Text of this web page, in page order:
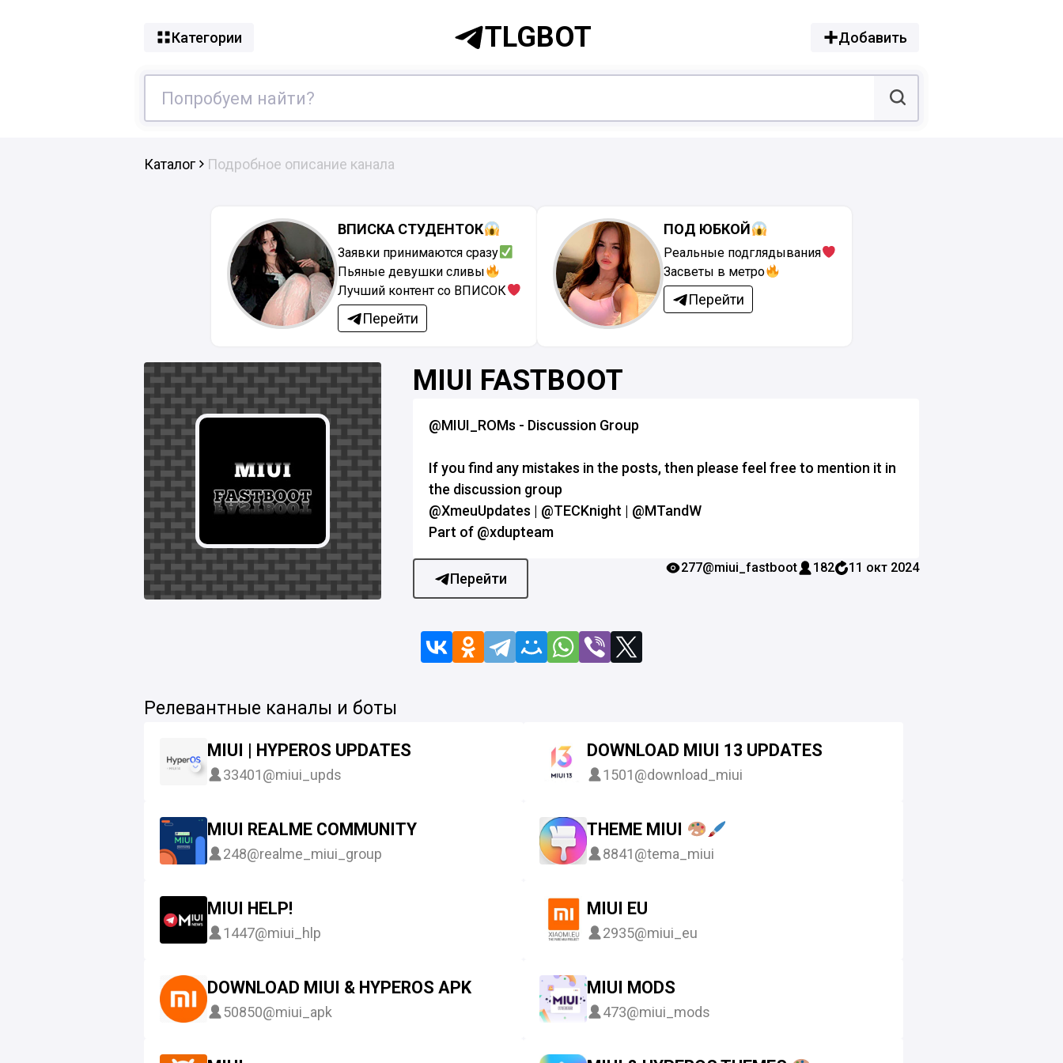
Категории TLGBOT Добавить
Каталог Подробное описание канала
ВПИСКА СТУДЕНТОК
Заявки принимаются сразу
Пьяные девушки сливы
Лучший контент со ВПИСОК
Перейти
ПОД ЮБКОЙ
Реальные подглядывания
Засветы в метро
Перейти
MIUI FASTBOOT
@MIUI_ROMs - Discussion Group
If you find any mistakes in the posts, then please feel free to mention it in
the discussion group
@XmeuUpdates | @TECKnight | @MTandW
Part of @xdupteam
Перейти
277@miui_fastboot 182 11 окт 2024
Релевантные каналы и боты
MIUI | HYPEROS UPDATES
33401@miui_upds
DOWNLOAD MIUI 13 UPDATES
1501@download_miui
MIUI REALME COMMUNITY
248@realme_miui_group
THEME MIUI
8841@tema_miui
MIUI HELP!
1447@miui_hlp
MIUI EU
2935@miui_eu
DOWNLOAD MIUI & HYPEROS APK
50850@miui_apk
MIUI MODS
473@miui_mods